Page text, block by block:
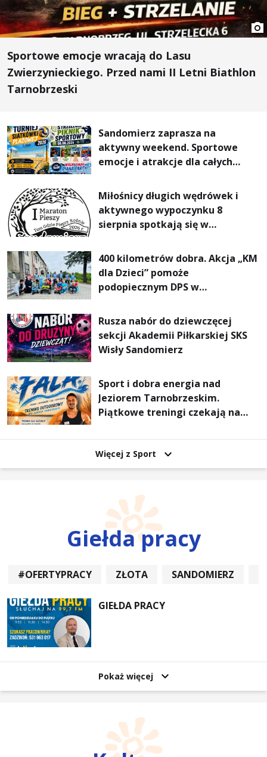
Sportowe emocje wracają do Lasu
Zwierzynieckiego. Przed nami II Letni Biathlon
Tarnobrzeski
Sandomierz zaprasza na
aktywny weekend. Sportowe
emocje i atrakcje dla całych
Miłośnicy długich wędrówek i
aktywnego wypoczynku 8
sierpnia spotkają się w
Pieszym „Tam Gdzie Pieprz
Rośnie”
400 kilometrów dobra. Akcja „KM
dla Dzieci” pomoże
podopiecznym DPS w
Rusza nabór do dziewczęcej
sekcji Akademii Piłkarskiej SKS
Wisły Sandomierz
Sport i dobra energia nad
Jeziorem Tarnobrzeskim.
Piątkowe treningi czekają na
Więcej z Sport
Giełda pracy
#OFERTYPRACY ZŁOTA SANDOMIERZ
GIEŁDA PRACY
Pokaż więcej